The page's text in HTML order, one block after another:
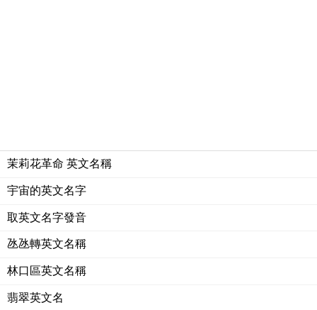
茉莉花革命 英文名稱
宇宙的英文名字
取英文名字發音
氹氹轉英文名稱
林口區英文名稱
翡翠英文名